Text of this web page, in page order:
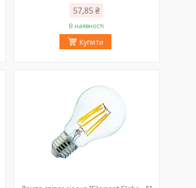
57,85 ₴
В наявності
Купити